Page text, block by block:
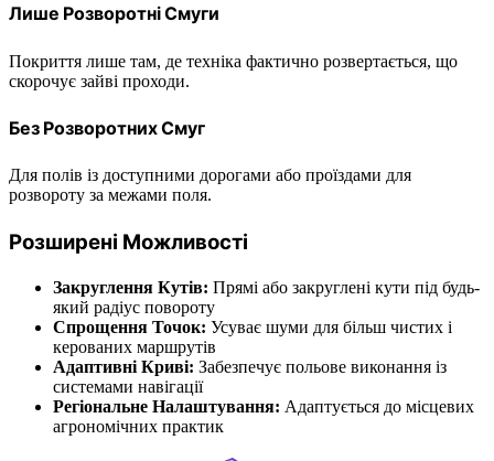
Лише Розворотні Смуги
Покриття лише там, де техніка фактично розвертається, що
скорочує зайві проходи.
Без Розворотних Смуг
Для полів із доступними дорогами або проїздами для
розвороту за межами поля.
Розширені Можливості
Закруглення Кутів: Прямі або закруглені кути під будь-
який радіус повороту
Спрощення Точок: Усуває шуми для більш чистих і
керованих маршрутів
Адаптивні Криві: Забезпечує польове виконання із
системами навігації
Регіональне Налаштування: Адаптується до місцевих
агрономічних практик